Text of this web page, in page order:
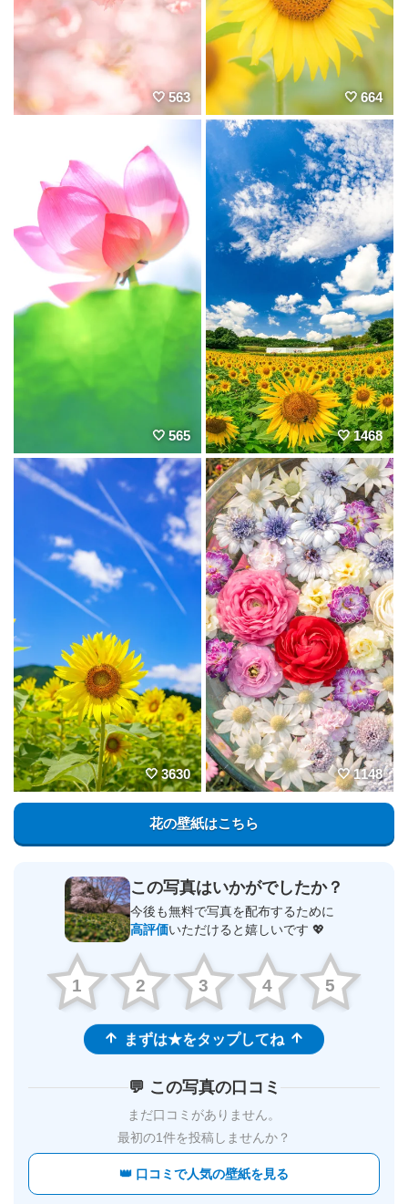
563 664
565 1468
3630 1148
花の壁紙はこちら
この写真はいかがでしたか？
今後も無料で写真を配布するために
高評価いただけると嬉しいです 💖
1 2 3 4 5
まずは★をタップしてね
💬 この写真の口コミ
まだ口コミがありません。
最初の1件を投稿しませんか？
👑 口コミで人気の壁紙を見る